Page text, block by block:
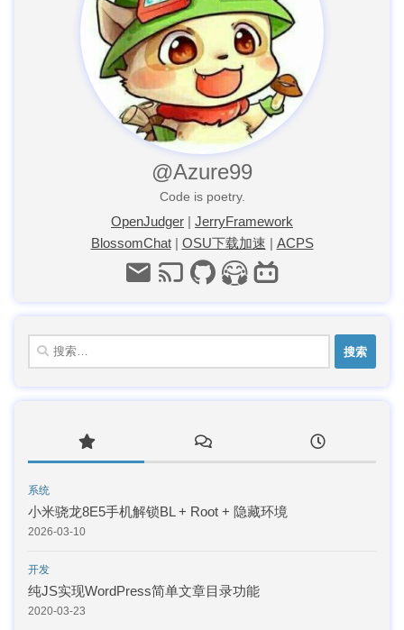
@Azure99
Code is poetry.
OpenJudger | JerryFramework
BlossomChat| OSU下载加速 | ACPS
搜
索：
系统
小米骁龙8E5手机解锁BL + Root + 隐藏环境
2026-03-10
开发
纯JS实现WordPress简单文章目录功能
2020-03-23